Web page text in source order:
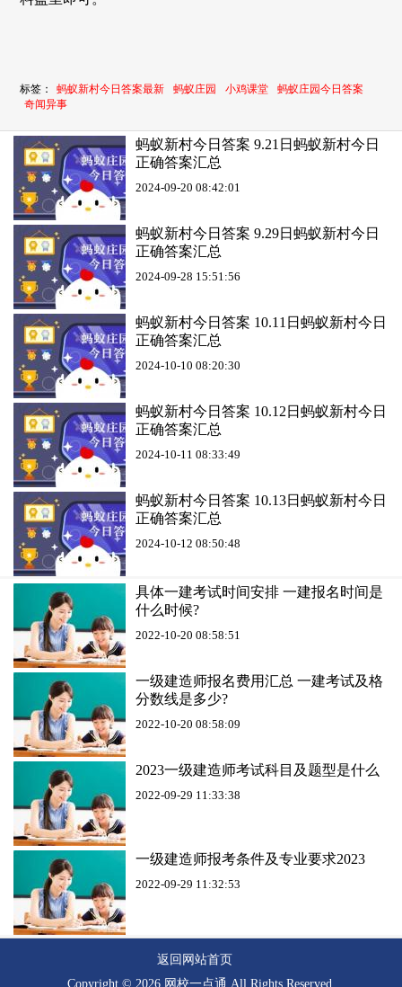
标签： 蚂蚁新村今日答案最新 蚂蚁庄园 小鸡课堂
蚂蚁庄园今日答案
奇闻异事
蚂蚁新村今日答案 9.21日蚂蚁新村今日
正确答案汇总
2024-09-20 08:42:01
蚂蚁新村今日答案 9.29日蚂蚁新村今日
正确答案汇总
2024-09-28 15:51:56
蚂蚁新村今日答案 10.11日蚂蚁新村今日
正确答案汇总
2024-10-10 08:20:30
蚂蚁新村今日答案 10.12日蚂蚁新村今日
正确答案汇总
2024-10-11 08:33:49
蚂蚁新村今日答案 10.13日蚂蚁新村今日
正确答案汇总
2024-10-12 08:50:48
具体一建考试时间安排 一建报名时间是
什么时候?
2022-10-20 08:58:51
一级建造师报名费用汇总 一建考试及格
分数线是多少?
2022-10-20 08:58:09
2023一级建造师考试科目及题型是什么
2022-09-29 11:33:38
一级建造师报考条件及专业要求2023
2022-09-29 11:32:53
返回网站首页
Copyright © 2026 网校一点通 All Rights Reserved.